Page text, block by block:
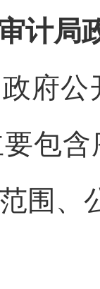
计局
府
包
围、